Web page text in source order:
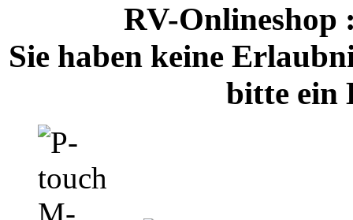
RV-Onlineshop
Sie haben keine
bitte ein